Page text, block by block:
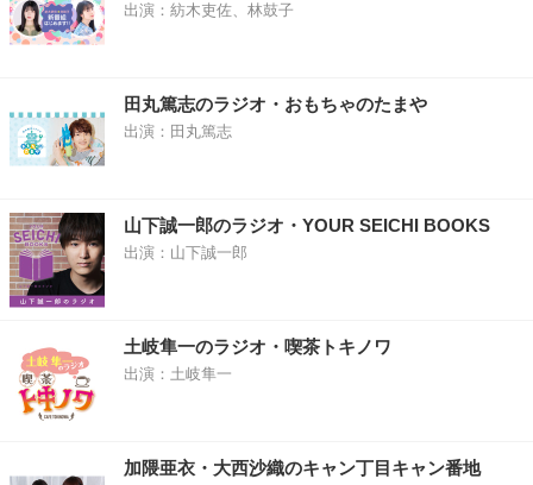
出演：紡木吏佐、林鼓子
田丸篤志のラジオ・おもちゃのたまや
出演：田丸篤志
山下誠一郎のラジオ・YOUR SEICHI BOOKS
出演：山下誠一郎
土岐隼一のラジオ・喫茶トキノワ
出演：土岐隼一
加隈亜衣・大西沙織のキャン丁目キャン番地